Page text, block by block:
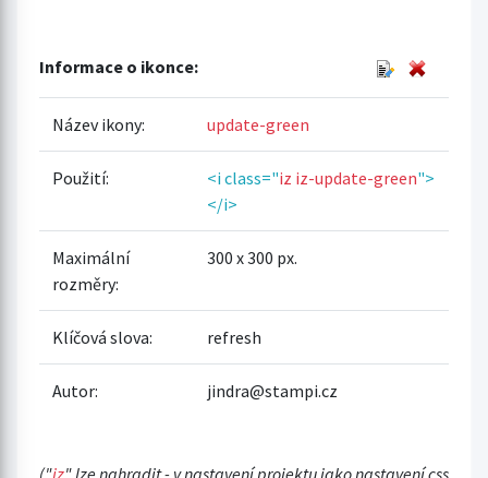
Informace o ikonce:
Název ikony: update-green
Použití: <i class="iz iz-update-green">
</i>
Maximální
rozměry:
300 x 300 px.
Klíčová slova: refresh
Autor: jindra@stampi.cz
("iz" lze nahradit - v nastavení projektu jako nastavení css